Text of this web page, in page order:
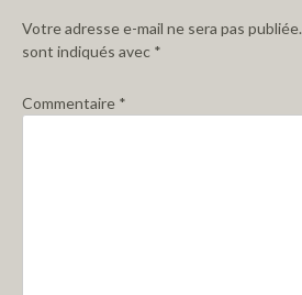
Votre adresse e-mail ne sera pas publiée.
sont indiqués avec *
Commentaire *